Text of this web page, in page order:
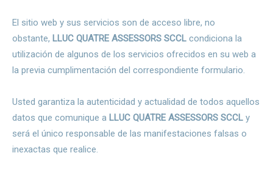
El sitio web y sus servicios son de acceso libre, no
obstante, LLUC QUATRE ASSESSORS SCCL condiciona la
utilización de algunos de los servicios ofrecidos en su web a
la previa cumplimentación del correspondiente formulario.
Usted garantiza la autenticidad y actualidad de todos aquellos
datos que comunique a LLUC QUATRE ASSESSORS SCCL y
será el único responsable de las manifestaciones falsas o
inexactas que realice.